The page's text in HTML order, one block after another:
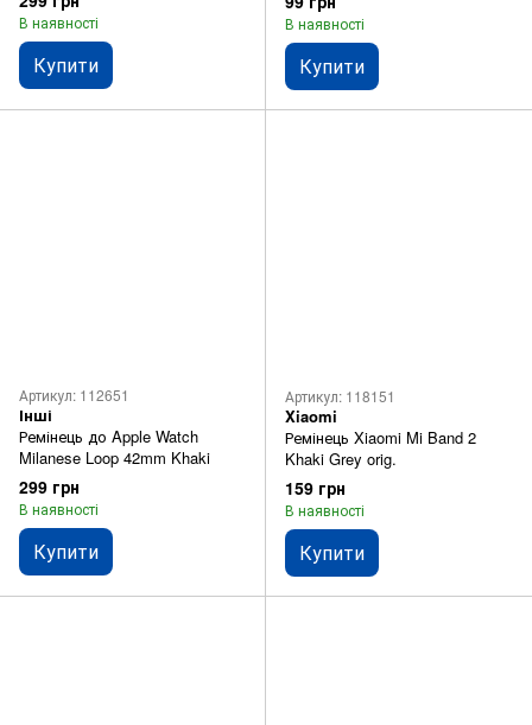
В наявності
Купити
В наявності
Купити
Артикул: 112651
Інші
Ремінець до Apple Watch
Milanese Loop 42mm Khaki
299 грн
В наявності
Купити
Артикул: 118151
Xiaomi
Ремінець Xiaomi Mi Band 2
Khaki Grey orig.
159 грн
В наявності
Купити